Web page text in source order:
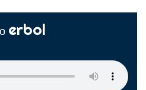
erbol